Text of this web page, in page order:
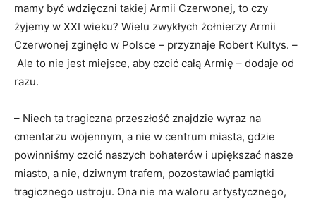
mamy być wdzięczni takiej Armii Czerwonej, to czy
żyjemy w XXI wieku? Wielu zwykłych żołnierzy Armii
Czerwonej zginęło w Polsce – przyznaje Robert Kultys. –
Ale to nie jest miejsce, aby czcić całą Armię – dodaje od
razu.
– Niech ta tragiczna przeszłość znajdzie wyraz na
cmentarzu wojennym, a nie w centrum miasta, gdzie
powinniśmy czcić naszych bohaterów i upiększać nasze
miasto, a nie, dziwnym trafem, pozostawiać pamiątki
tragicznego ustroju. Ona nie ma waloru artystycznego,